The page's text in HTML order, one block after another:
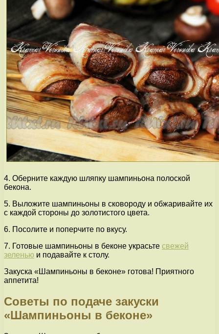
4. Оберните каждую шляпку шампиньона полоской
бекона.
5. Выложите шампиньоны в сковороду и обжаривайте их
с каждой стороны до золотистого цвета.
6. Посолите и поперчите по вкусу.
7. Готовые шампиньоны в беконе украсьте свежей
зеленью и подавайте к столу.
Закуска «Шампиньоны в беконе» готова! Приятного
аппетита!
Советы по подаче закуски
«Шампиньоны в беконе»